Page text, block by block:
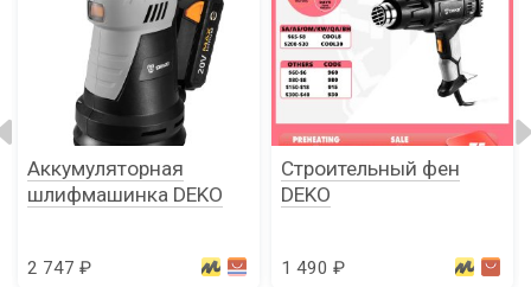
Аккумуляторная
шлифмашинка DEKO
2 747 ₽
Строительный фен
DEKO
1 490 ₽